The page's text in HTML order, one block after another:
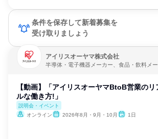
条件を保存して新着募集を
受け取りましょう
アイリスオーヤマ株式会社
半導体・電子機器メーカー、食品・飲料メー
【動画】「アイリスオーヤマBtoB営業のリ
ルな働き方!」
説明会・イベント
オンライン
2026年8月・9月・10月 1日